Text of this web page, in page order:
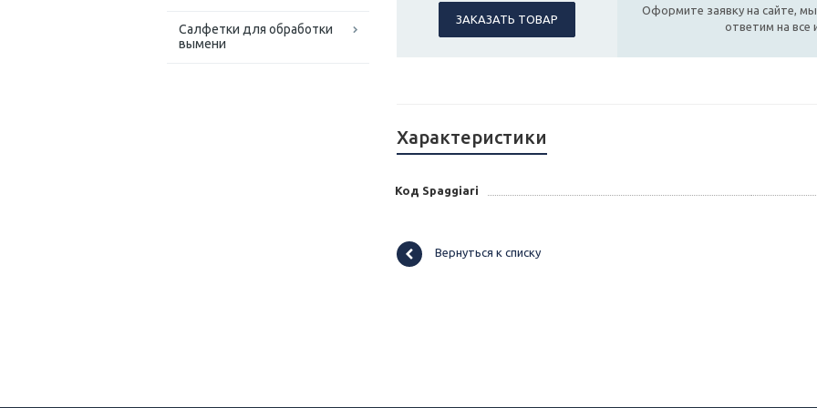
Салфетки для обработки
вымени
ЗАКАЗАТЬ ТОВАР
Оформите заявку на сайте,
ответим на все
Характеристики
Код Spaggiari
Вернуться к списку